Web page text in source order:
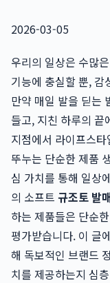
2026-03-05
우리의 일상은 수많
기능에 충실할 뿐,
만약 매일 발을 딛는
들고, 지친 하루의 끝
지점에서 라이프스타
뚜누는 단순한 제품
심 가치를 통해 일상
의 소프트 규조토 발
하는 제품들은 단순
평가받습니다. 이 글
해 독보적인 브랜드
치를 제공하는지 심